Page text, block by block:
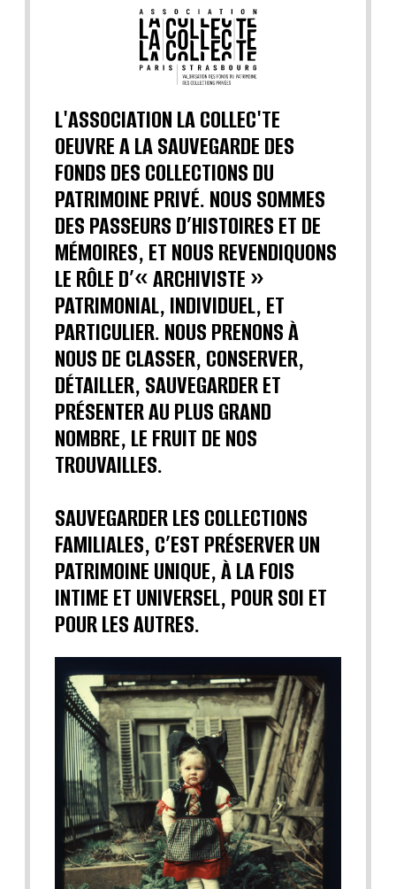
L'ASSOCIATION LA COLLEC'TE
OEUVRE A LA SAUVEGARDE DES
FONDS DES COLLECTIONS DU
PATRIMOINE PRIVÉ. NOUS SOMMES
DES PASSEURS D’HISTOIRES ET DE
MÉMOIRES, ET NOUS REVENDIQUONS
LE RÔLE D’« ARCHIVISTE »
PATRIMONIAL, INDIVIDUEL, ET
PARTICULIER. NOUS PRENONS À
NOUS DE CLASSER, CONSERVER,
DÉTAILLER, SAUVEGARDER ET
PRÉSENTER AU PLUS GRAND
NOMBRE, LE FRUIT DE NOS
TROUVAILLES.
SAUVEGARDER LES COLLECTIONS
FAMILIALES, C’EST PRÉSERVER UN
PATRIMOINE UNIQUE, À LA FOIS
INTIME ET UNIVERSEL, POUR SOI ET
POUR LES AUTRES.